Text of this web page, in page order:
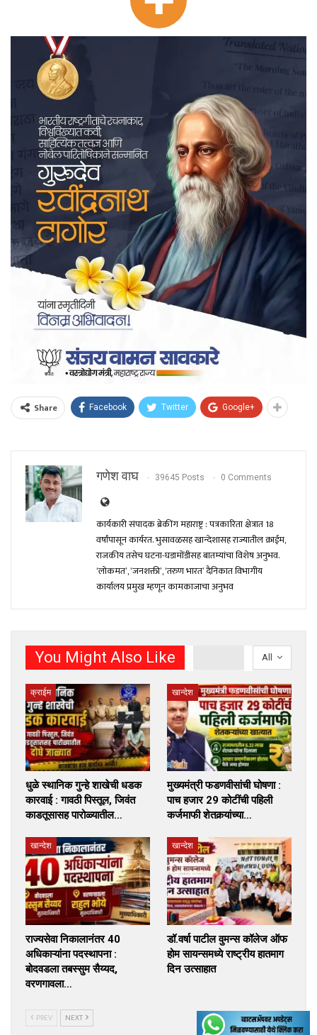
Share Facebook Twitter Google+
गणेश वाघ 39645 Posts 0 Comments
कार्यकारी संपादक ब्रेकींग महाराष्ट्र : पत्रकारिता क्षेत्रात 18
वर्षांपासून कार्यरत. भुसावळसह खान्देशासह राज्यातील क्राईम,
राजकीय तसेच घटना-घडामोंडीसह बातम्यांचा विशेष अनुभव.
‘लोकमत’, ‘जनशक्ती’, ‘तरुण भारत’ दैनिकात विभागीय
कार्यालय प्रमुख म्हणून कामकाजाचा अनुभव
All
You Might Also Like
क्राईम
धुळे स्थानिक गुन्हे शाखेची धडक
कारवाई : गावठी पिस्तूल, जिवंत
काडतूसासह पारोळ्यातील…
खान्देश
मुख्यमंत्री फडणवीसांची घोषणा :
पाच हजार 29 कोटींची पहिली
कर्जमाफी शेतकर्‍यांच्या…
खान्देश
राज्यसेवा निकालानंतर 40
अधिकाऱ्यांना पदस्थापना :
बोदवडला तबस्सुम सैय्यद,
वरणगावला…
खान्देश
डॉ.वर्षा पाटील वुमन्स कॉलेज ऑफ
होम सायन्समध्ये राष्ट्रीय हातमाग
दिन उत्साहात
PREV NEXT